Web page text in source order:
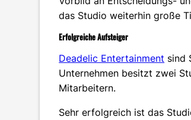
das Studio weiterhin große
Erfolgreiche Aufsteiger
Deadelic Entertainment sind
Unternehmen besitzt zwei
Mitarbeitern.
Sehr erfolgreich ist das